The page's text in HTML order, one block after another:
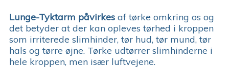
Lunge-Tyktarm påvirkes af tørke omkring os og
det betyder at der kan opleves tørhed i kroppen
som irriterede slimhinder, tør hud, tør mund, tør
hals og tørre øjne. Tørke udtørrer slimhinderne i
hele kroppen, men især luftvejene.